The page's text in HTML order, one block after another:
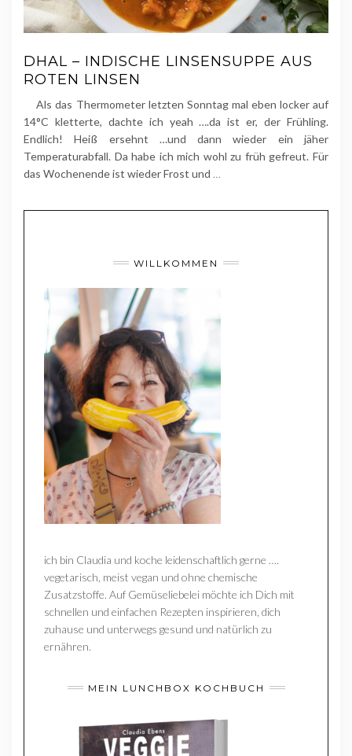
DHAL – INDISCHE LINSENSUPPE AUS
ROTEN LINSEN
Als das Thermometer letzten Sonntag mal eben locker auf
14°C kletterte, dachte ich yeah ….da ist er, der Frühling.
Endlich! Heiß ersehnt …und dann wieder ein jäher
Temperaturabfall. Da habe ich mich wohl zu früh gefreut. Für
das Wochenende ist wieder Frost und …
WILLKOMMEN
ich bin Claudia und koche leidenschaftlich gerne ….
vegetarisch, meist vegan und ohne chemische
Zusatzstoffe. Auf Gemüseliebelei möchte ich Dich mit
schnellen und einfachen Rezepten inspirieren, dich
zuhause und unterwegs gesund und natürlich zu
ernähren.
MEIN LUNCHBOX KOCHBUCH